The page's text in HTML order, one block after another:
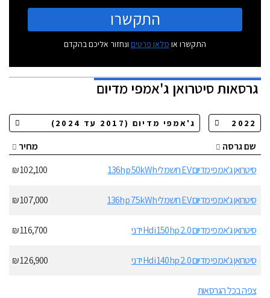
התקשרו
התקשרו או מלאו פרטים ונחזור אליכם בהקדם
גרסאותסיטרואן ג'אמפי מדיום
שם גרסה
מחיר
סיטרואן ג'אמפי מדיום EV חשמלי 136hp 50kWh
102,100 ₪
סיטרואן ג'אמפי מדיום EV חשמלי 136hp 75kWh 107,000 ₪
סיטרואן ג'אמפי מדיום 2.0 Hdi 150hp ידני 116,700 ₪
סיטרואן ג'אמפי מדיום 2.0 Hdi 140hp ידני 126,900 ₪
צפה בכל הגרסאות